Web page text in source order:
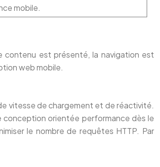
mobile.
contenu est présenté, la navigation est
web mobile.
vitesse de chargement et de réactivité.
conception orientée performance dès le
le nombre de requêtes HTTP. Par